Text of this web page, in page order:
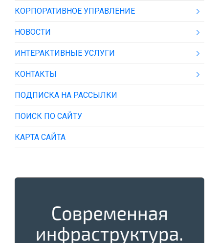
КОРПОРАТИВНОЕ УПРАВЛЕНИЕ
НОВОСТИ
ИНТЕРАКТИВНЫЕ УСЛУГИ
КОНТАКТЫ
ПОДПИСКА НА РАССЫЛКИ
ПОИСК ПО САЙТУ
КАРТА САЙТА